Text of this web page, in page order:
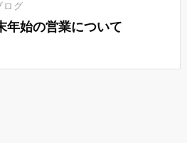
ログ
年始の営業について